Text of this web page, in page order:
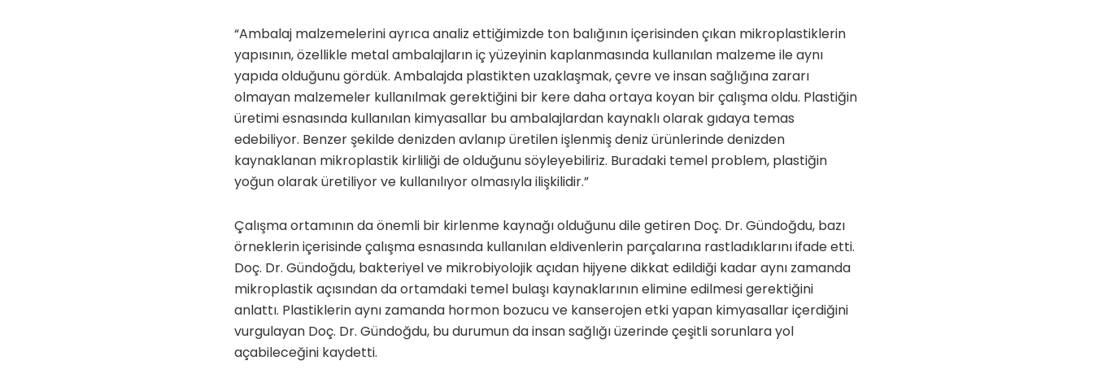
“Ambalaj malzemelerini ayrıca analiz ettiğimizde ton balığının içerisinden çıkan mikroplastiklerin
yapısının, özellikle metal ambalajların iç yüzeyinin kaplanmasında kullanılan malzeme ile aynı
yapıda olduğunu gördük. Ambalajda plastikten uzaklaşmak, çevre ve insan sağlığına zararı
olmayan malzemeler kullanılmak gerektiğini bir kere daha ortaya koyan bir çalışma oldu. Plastiğin
üretimi esnasında kullanılan kimyasallar bu ambalajlardan kaynaklı olarak gıdaya temas
edebiliyor. Benzer şekilde denizden avlanıp üretilen işlenmiş deniz ürünlerinde denizden
kaynaklanan mikroplastik kirliliği de olduğunu söyleyebiliriz. Buradaki temel problem, plastiğin
yoğun olarak üretiliyor ve kullanılıyor olmasıyla ilişkilidir.”
Çalışma ortamının da önemli bir kirlenme kaynağı olduğunu dile getiren Doç. Dr. Gündoğdu, bazı
örneklerin içerisinde çalışma esnasında kullanılan eldivenlerin parçalarına rastladıklarını ifade etti.
Doç. Dr. Gündoğdu, bakteriyel ve mikrobiyolojik açıdan hijyene dikkat edildiği kadar aynı zamanda
mikroplastik açısından da ortamdaki temel bulaşı kaynaklarının elimine edilmesi gerektiğini
anlattı. Plastiklerin aynı zamanda hormon bozucu ve kanserojen etki yapan kimyasallar içerdiğini
vurgulayan Doç. Dr. Gündoğdu, bu durumun da insan sağlığı üzerinde çeşitli sorunlara yol
açabileceğini kaydetti.